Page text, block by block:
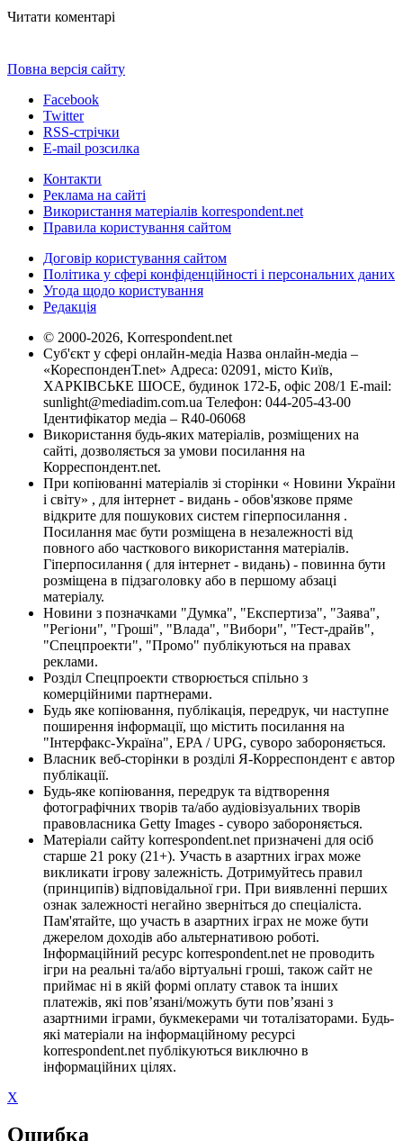
Читати коментарі
Повна версія сайту
Facebook
Twitter
RSS-стрічки
E-mail розсилка
Контакти
Реклама на сайті
Використання матеріалів korrespondent.net
Правила користування сайтом
Договір користування сайтом
Політика у сфері конфіденційності і персональних даних
Угода щодо користування
Редакція
© 2000-2026, Korrespondent.net
Суб'єкт у сфері онлайн-медіа Назва онлайн-медіа –
«КореспонденТ.net» Адреса: 02091, місто Київ,
ХАРКІВСЬКЕ ШОСЕ, будинок 172-Б, офіс 208/1 E-mail:
sunlight@mediadim.com.ua Телефон: 044-205-43-00
Ідентифікатор медіа – R40-06068
Використання будь-яких матеріалів, розміщених на
сайті, дозволяється за умови посилання на
Корреспондент.net.
При копіюванні матеріалів зі сторінки « Новини України
і світу» , для інтернет - видань - обов'язкове пряме
відкрите для пошукових систем гіперпосилання .
Посилання має бути розміщена в незалежності від
повного або часткового використання матеріалів.
Гіперпосилання ( для інтернет - видань) - повинна бути
розміщена в підзаголовку або в першому абзаці
матеріалу.
Новини з позначками "Думка", "Експертиза", "Заява",
"Регіони", "Гроші", "Влада", "Вибори", "Тест-драйв",
"Спецпроекти", "Промо" публікуються на правах
реклами.
Розділ Спецпроекти створюється спільно з
комерційними партнерами.
Будь яке копіювання, публікація, передрук, чи наступне
поширення інформації, що містить посилання на
"Інтерфакс-Україна", EPA / UPG, суворо забороняється.
Власник веб-сторінки в розділі Я-Корреспондент є автор
публікації.
Будь-яке копіювання, передрук та відтворення
фотографічних творів та/або аудіовізуальних творів
правовласника Getty Images - суворо забороняється.
Матеріали сайту korrespondent.net призначені для осіб
старше 21 року (21+). Участь в азартних іграх може
викликати ігрову залежність. Дотримуйтесь правил
(принципів) відповідальної гри. При виявленні перших
ознак залежності негайно зверніться до спеціаліста.
Пам'ятайте, що участь в азартних іграх не може бути
джерелом доходів або альтернативою роботі.
Інформаційний ресурс korrespondent.net не проводить
ігри на реальні та/або віртуальні гроші, також сайт не
приймає ні в якій формі оплату ставок та інших
платежів, які пов’язані/можуть бути пов’язані з
азартними іграми, букмекерами чи тоталізаторами. Будь-
які матеріали на інформаційному ресурсі
korrespondent.net публікуються виключно в
інформаційних цілях.
X
Ошибка